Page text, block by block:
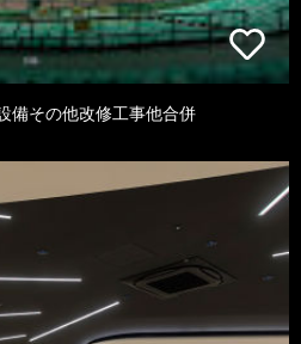
備その他改修工事他合併